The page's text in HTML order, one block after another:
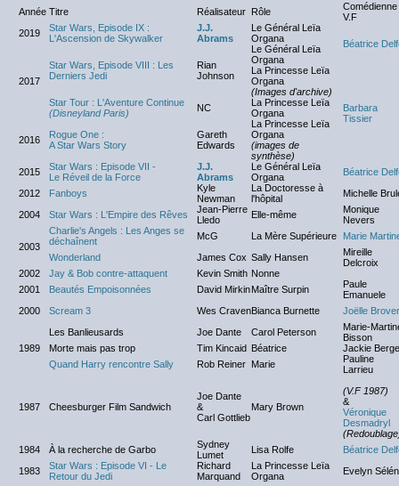
Année Titre Réalisateur Rôle
Comédienne
V.F
2019
Star Wars, Episode IX :
L'Ascension de Skywalker
J.J.
Abrams
Le Général Leïa
Organa
Béatrice
2017
Star Wars, Episode VIII : Les
Derniers Jedi
Rian
Johnson
Le Général Leïa
Organa
La Princesse Leïa
Organa
(Images d'archive)
Barbara
Tissier
Star Tour : L'Aventure Continue
(Disneyland Paris)
NC
La Princesse Leïa
Organa
2016
Rogue One :
A Star Wars Story
Gareth
Edwards
La Princesse Leïa
Organa
(images de
synthèse)
2015
Star Wars : Episode VII -
Le Réveil de la Force
J.J.
Abrams
Le Général Leïa
Organa
Béatrice
2012
Fanboys
Kyle
Newman
La Doctoresse à
l'hôpital
Michelle
2004
Star Wars : L'Empire des Rêves
Jean-Pierre
Lledo
Elle-même
Monique
Nevers
2003
Charlie's Angels : Les Anges se
déchaînent
McG La Mère Supérieure
Marie
Wonderland
James Cox Sally Hansen
Mireille
Delcroix
2002
Jay & Bob contre-attaquent Kevin Smith Nonne
2001
Beautés Empoisonnées David MirkinMaître Surpin
Paule
Emanuele
2000
Scream 3 Wes CravenBianca Burnette Joëlle Brover
1989
Les Banlieusards Joe Dante Carol Peterson
Marie-
Bisson
Morte mais pas trop
Tim Kincaid Béatrice
Jackie
Quand Harry rencontre Sally
Rob Reiner Marie
Pauline
Larrieu
1987 Cheesburger Film Sandwich
Joe Dante
&
Carl Gottlieb
Mary Brown
(V.F 1987)
&
Véronique
Desmadryl
1984
À la recherche de Garbo
Sydney
Lumet
Lisa Rolfe
Béatrice
1983
Star Wars : Episode VI - Le
Retour du Jedi
Richard
Marquand
La Princesse Leïa
Organa
Evelyn